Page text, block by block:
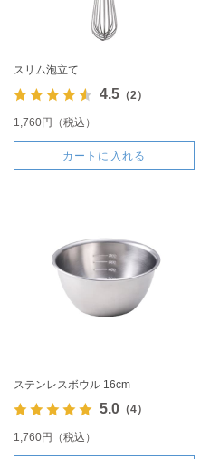
スリム泡立て
4.5（2）
1,760円（税込）
カートに入れる
ステンレスボウル 16cm
5.0（4）
1,760円（税込）